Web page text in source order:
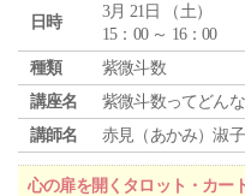
日時
3月 21日 （土）
15：00 ～ 16：00
種類
紫微斗数
講座名
紫微斗数ってどん
講師名
赤見（あかみ）淑
心の扉を開くタロット・カー